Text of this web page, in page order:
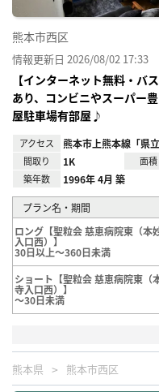
熊本市西区
情報更新日 2026/08/02 17:33
【インターネット無料・バ
あり、コンビニやスーパー
屋駐車場有部屋♪
アクセス 熊本市上熊本線「県
間取り 1K 面積
築年数 1996年 4月 築
プラン名・期間
ロング【聖粒会 慈恵病院東（本
入口西）】
30日以上～360日未満
ショート【聖粒会 慈恵病院東（
寺入口西）】
～30日未満
熊本県 熊本市西区